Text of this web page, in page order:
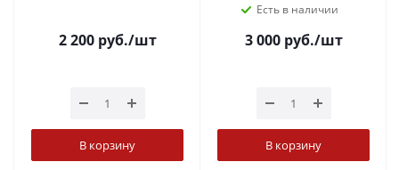
2 200руб./шт
В корзину
Есть в наличии
3 000руб./шт
В корзину